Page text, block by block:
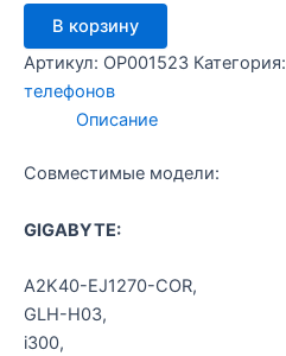
Количество
товара
Аккумулятор
Gig
/Craftmann
В корзину
Артикул: OP001523 Категория:
телефонов
Описание
Совместимые модели:
GIGABYTE:
A2K40-EJ1270-COR,
GLH-H03,
i300,